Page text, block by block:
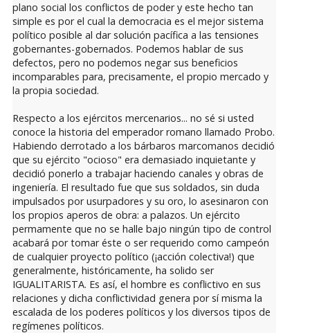
plano social los conflictos de poder y este hecho tan
simple es por el cual la democracia es el mejor sistema
político posible al dar solución pacífica a las tensiones
gobernantes-gobernados. Podemos hablar de sus
defectos, pero no podemos negar sus beneficios
incomparables para, precisamente, el propio mercado y
la propia sociedad.
Respecto a los ejércitos mercenarios... no sé si usted
conoce la historia del emperador romano llamado Probo.
Habiendo derrotado a los bárbaros marcomanos decidió
que su ejército "ocioso" era demasiado inquietante y
decidió ponerlo a trabajar haciendo canales y obras de
ingeniería. El resultado fue que sus soldados, sin duda
impulsados por usurpadores y su oro, lo asesinaron con
los propios aperos de obra: a palazos. Un ejército
permamente que no se halle bajo ningún tipo de control
acabará por tomar éste o ser requerido como campeón
de cualquier proyecto político (¡acción colectiva!) que
generalmente, históricamente, ha solido ser
IGUALITARISTA. Es así, el hombre es conflictivo en sus
relaciones y dicha conflictividad genera por sí misma la
escalada de los poderes políticos y los diversos tipos de
regímenes políticos.